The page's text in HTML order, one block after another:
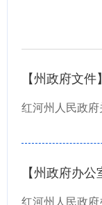
【州政府文件】
【州政府办公